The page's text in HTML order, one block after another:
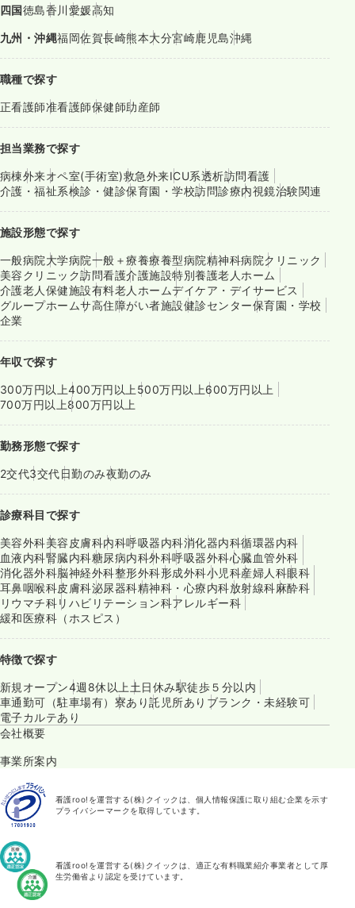
四国徳島香川 愛媛高知
九州・沖縄福岡佐賀長崎熊本大分宮崎鹿児島沖縄
職種で探す
正看護師准看護師保健師助産師
担当業務で探す
病棟外来オペ室(手術室)救急外来ICU系透析訪問看護
介護・福祉系検診・健診保育園・学校訪問診療内視鏡治験関連
施設形態で探す
一般病院大学病院一般＋療養療養型病院精神科病院クリニック
美容クリニック訪問看護介護施設特別養護老人ホーム
介護老人保健施設有料老人ホームデイケア・デイサービス
グループホームサ高住障がい者施設健診センター保育園・学校
企業
年収で探す
300万円以上400万円以上500万円以上600万円以上
700万円以上800万円以上
勤務形態で探す
2交代3交代日勤のみ夜勤のみ
診療科目で探す
美容外科美容皮膚科内科呼吸器内科消化器内科循環器内科
血液内科腎臓内科糖尿病内科外科呼吸器外科心臓血管外科
消化器外科脳神経外科整形外科形成外科小児科産婦人科眼科
耳鼻咽喉科皮膚科泌尿器科精神科・心療内科放射線科麻酔科
リウマチ科リハビリテーション科アレルギー科
緩和医療科（ホスピス）
特徴で探す
新規オープン4週8休以上土日休み駅徒歩５分以内
車通勤可（駐車場有） 寮あり託児所あり ブランク・未経験可
電子カルテあり
会社概要
事業所案内
看護roo!を運営する(株)クイックは、個人情報保護に取り組む企業を示す
プライバシーマークを取得しています。
看護roo!を運営する(株)クイックは、適正な有料職業紹介事業者として厚
生労働省より認定を受けています。